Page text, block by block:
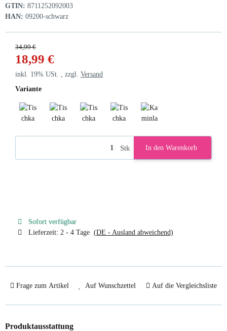
GTIN: 8711252092003
HAN: 09200-schwarz
34,99 €
18,99 €
inkl. 19% USt. , zzgl. Versand
Variante
Stk In den Warenkorb
Sofort verfügbar
Lieferzeit: 2 - 4 Tage (DE - Ausland abweichend)
Frage zum Artikel Auf Wunschzettel Auf die Vergleichsliste
Produktausstattung